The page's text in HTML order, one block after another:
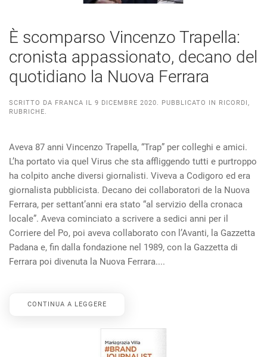
È scomparso Vincenzo Trapella:
cronista appassionato, decano del
quotidiano la Nuova Ferrara
SCRITTO DA FRANCA IL 9 DICEMBRE 2020 . PUBBLICATO IN RICORDI
RUBRICHE
Aveva 87 anni Vincenzo Trapella, “Trap” per colleghi e amici.
L’ha portato via quel Virus che sta affliggendo tutti e purtroppo
ha colpito anche diversi giornalisti. Viveva a Codigoro ed era
giornalista pubblicista. Decano dei collaboratori de la Nuova
Ferrara, per settant’anni era stato “al servizio della cronaca
locale”. Aveva cominciato a scrivere a sedici anni per il
Corriere del Po, poi aveva collaborato con l’Avanti, la Gazzetta
Padana e, fin dalla fondazione nel 1989, con la Gazzetta di
Ferrara poi divenuta la Nuova Ferrara....
CONTINUA A LEGGERE